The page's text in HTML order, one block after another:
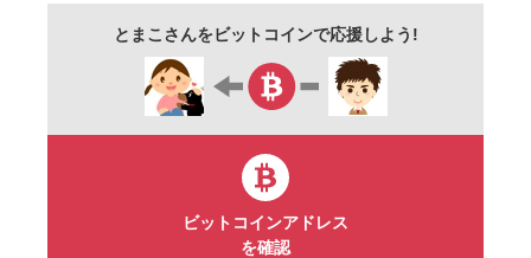
とまこさんをビットコインで応援しよう!
ビットコインアドレス
を確認